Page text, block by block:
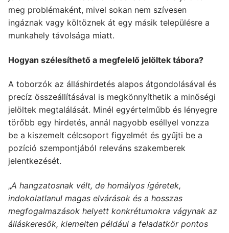
meg problémaként, mivel sokan nem szívesen
ingáznak vagy költöznek át egy másik településre a
munkahely távolsága miatt.
Hogyan szélesíthető a megfelelő jelöltek tábora?
A toborzók az álláshirdetés alapos átgondolásával és
precíz összeállításával is megkönnyíthetik a minőségi
jelöltek megtalálását. Minél egyértelműbb és lényegre
törőbb egy hirdetés, annál nagyobb eséllyel vonzza
be a kiszemelt célcsoport figyelmét és gyűjti be a
pozíció szempontjából releváns szakemberek
jelentkezését.
„A hangzatosnak vélt, de homályos ígéretek,
indokolatlanul magas elvárások és a hosszas
megfogalmazások helyett konkrétumokra vágynak az
álláskeresők, kiemelten például a feladatkör pontos